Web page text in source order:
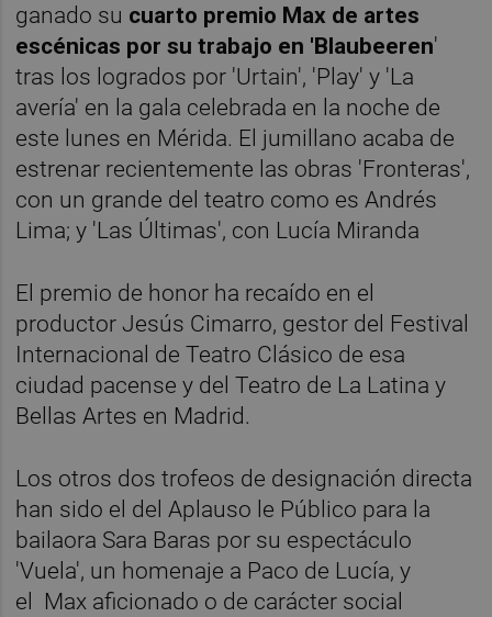
ganado su cuarto premio Max de artes
escénicas por su trabajo en 'Blaubeeren'
tras los logrados por 'Urtain', 'Play' y 'La
avería' en la gala celebrada en la noche de
este lunes en Mérida. El jumillano acaba de
estrenar recientemente las obras 'Fronteras',
con un grande del teatro como es Andrés
Lima; y 'Las Últimas', con Lucía Miranda
El premio de honor ha recaído en el
productor Jesús Cimarro, gestor del Festival
Internacional de Teatro Clásico de esa
ciudad pacense y del Teatro de La Latina y
Bellas Artes en Madrid.
Los otros dos trofeos de designación directa
han sido el del Aplauso le Público para la
bailaora Sara Baras por su espectáculo
'Vuela', un homenaje a Paco de Lucía, y
el Max aficionado o de carácter social